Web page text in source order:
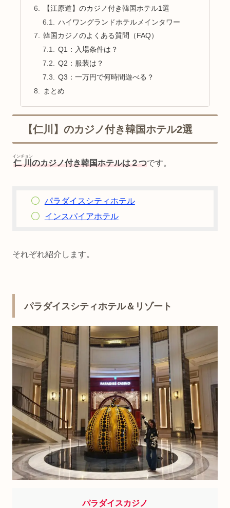
【江原道】のカジノ付き韓国ホテル1選
ハイワングランドホテルメインタワー
韓国カジノのよくある質問（FAQ）
Q1：入場条件は？
Q2：服装は？
Q3：一万円で何時間遊べる？
まとめ
【仁川】のカジノ付き韓国ホテル2選
仁川
インチョン
のカジノ付き韓国ホテルは２つです。
パラダイスシティホテル
インスパイアホテル
それぞれ紹介します。
パラダイスシティホテル＆リゾート
パラダイスカジノ